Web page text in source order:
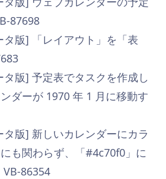
87698
版] 「レイアウト」を「表
版] 予定表でタスクを作成し
ダーが 1970 年 1 月に移動す
版] 新しいカレンダーにカラ
も関わらず、「#4c70f0」に
86354